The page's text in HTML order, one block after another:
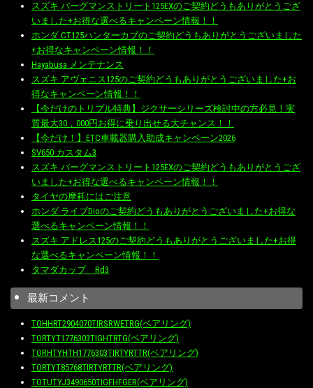
スズキ バーグマンストリート125EXのご契約どうもありがとうござ
いました+お得な選べるキャンペーン情報！！
ホンダ CT125ハンターカブのご契約どうもありがとうございました
+お得なキャンペーン情報！！
Hayabusa メンテナンス
スズキ アヴェニス125のご契約どうもありがとうございました+お
得なキャンペーン情報！！
【今だけのトリプル特典】ジクサーシリーズ検討中の方必見！実
質最大30，000円お得に乗り出せる大チャンス！！
【今だけ！】ETC車載器購入助成キャンペーン2026
SV650 カスタム3
スズキ バーグマンストリート125EXのご契約どうもありがとうござ
いました+お得な選べるキャンペーン情報！！
タイヤの摩耗にはご注意
ホンダ ライブDioのご契約どうもありがとうございました+お得な
選べるキャンペーン情報！！
スズキ アドレス125のご契約どうもありがとうございました+お得
な選べるキャンペーン情報！！
タマダカップ Rd3
最新コメント
TOHHRT2904070TIRSRWETRG(ベアリング)
TORTYT1776303TIGHTRTG(ベアリング)
TORHTYHTH1776303TIRTYRTTR(ベアリング)
TORTYT85768TIRTYRTTR(ベアリング)
TOTUTYJ3490650TIGFHFGER(ベアリング)